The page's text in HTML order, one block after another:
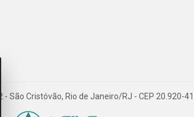
São Cristóvão, Rio de Janeiro/RJ - CEP 20.920-